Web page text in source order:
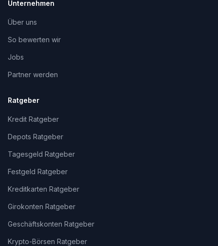
Unternehmen
Über uns
So bewerten wir
Jobs
Partner werden
Ratgeber
Kredit Ratgeber
Depots Ratgeber
Tagesgeld Ratgeber
Festgeld Ratgeber
Kreditkarten Ratgeber
Girokonten Ratgeber
Geschäftskonten Ratgeber
Krypto-Börsen Ratgeber